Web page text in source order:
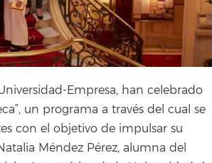
Empresa, han celebrado
un programa a través del cual se
con el objetivo de impulsar su
Méndez Pérez, alumna del